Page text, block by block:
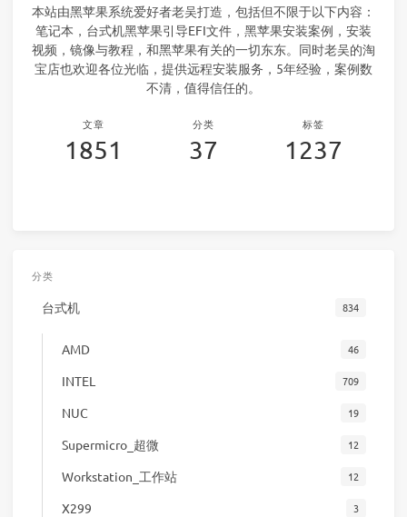
本站由黑苹果系统爱好者老吴打造，包括但不限于以下内容：
笔记本，台式机黑苹果引导EFI文件，黑苹果安装案例，安装
视频，镜像与教程，和黑苹果有关的一切东东。同时老吴的淘
宝店也欢迎各位光临，提供远程安装服务，5年经验，案例数
不清，值得信任的。
文章
1851
分类
37
标签
1237
分类
台式机 834
AMD 46
INTEL 709
NUC 19
Supermicro_超微 12
Workstation_工作站 12
X299 3